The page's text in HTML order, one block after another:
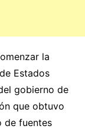
la
Estados
gobierno de
que obtuvo
de fuentes